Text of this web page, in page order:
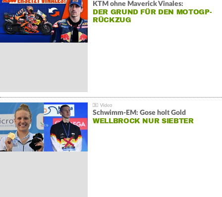
KTM ohne Maverick Vinales:
DER GRUND FÜR DEN MOTOGP-
RÜCKZUG
Schwimm-EM: Gose holt Gold
WELLBROCK NUR SIEBTER